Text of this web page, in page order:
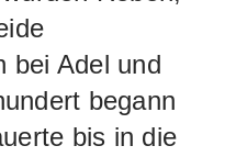
Tannin.
bei Adel und
begann
bis in die